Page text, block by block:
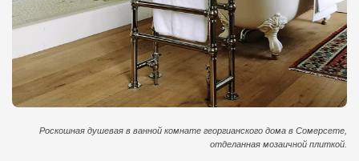
Роскошная душевая в ванной комнате георгианского дома в Сомерсете,
отделанная мозаичной плиткой.